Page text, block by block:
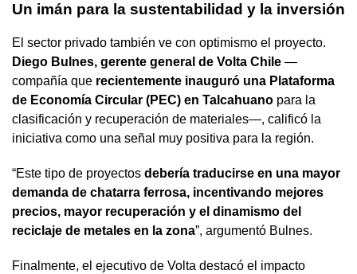
Un imán para la sustentabilidad y la inversión
El sector privado también ve con optimismo el proyecto.
Diego Bulnes, gerente general de Volta Chile —
compañía que recientemente inauguró una Plataforma
de Economía Circular (PEC) en Talcahuano para la
clasificación y recuperación de materiales—, calificó la
iniciativa como una señal muy positiva para la región.
“Este tipo de proyectos debería traducirse en una mayor
demanda de chatarra ferrosa, incentivando mejores
precios, mayor recuperación y el dinamismo del
reciclaje de metales en la zona”, argumentó Bulnes.
Finalmente, el ejecutivo de Volta destacó el impacto